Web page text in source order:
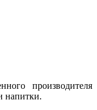
производителя
напитки.